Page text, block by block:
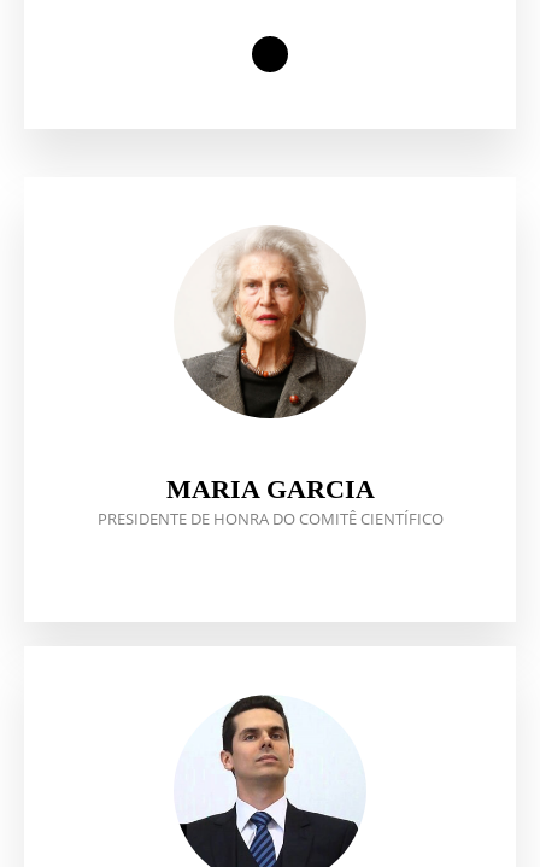
MARIA GARCIA
PRESIDENTE DE HONRA DO COMITÊ CIENTÍFICO